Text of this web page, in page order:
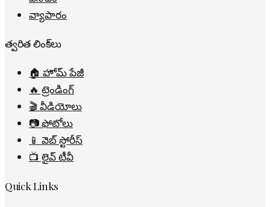
వ్యాపారం
త్వరిత లింక్‌లు
🏠 హోమ్ పేజీ
🔥 ట్రెండింగ్
🎬 వీడియోలు
📷 ఫోటోలు
📱 వెబ్ స్టోరీస్
📺 లైవ్ టీవీ
Quick Links